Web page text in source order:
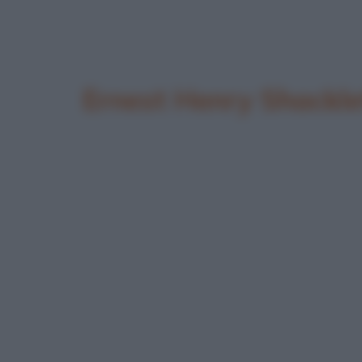
Ernest Henry